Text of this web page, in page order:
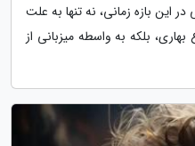
2026 باشند. دبی در این بازه زمانی، نه تنها به علت
بلکه به واسطه میزبانی از